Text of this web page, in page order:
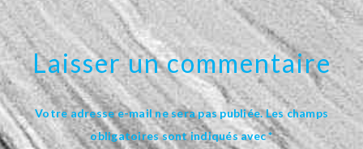
Laisser un commentaire
Votre adresse e-mail ne sera pas publiée.Les champs
obligatoires sont indiqués avec*